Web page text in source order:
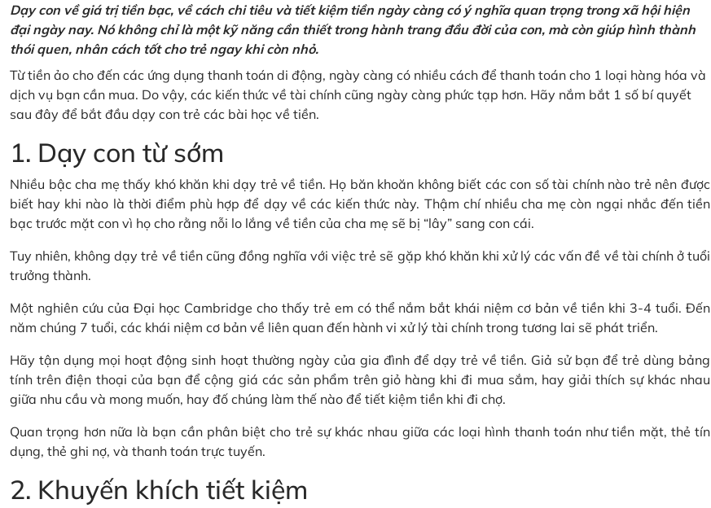
Dạy con về giá trị tiền bạc, về cách chi tiêu và tiết kiệm tiền ngày càng có ý nghĩa quan trọng trong xã hội hiện
đại ngày nay. Nó không chỉ là một kỹ năng cần thiết trong hành trang đầu đời của con, mà còn giúp hình thành
thói quen, nhân cách tốt cho trẻ ngay khi còn nhỏ.
Từ tiền ảo cho đến các ứng dụng thanh toán di động, ngày càng có nhiều cách để thanh toán cho 1 loại hàng hóa và
dịch vụ bạn cần mua. Do vậy, các kiến thức về tài chính cũng ngày càng phức tạp hơn. Hãy nắm bắt 1 số bí quyết
sau đây để bắt đầu dạy con trẻ các bài học về tiền.
1. Dạy con từ sớm
Nhiều bậc cha mẹ thấy khó khăn khi dạy trẻ về tiền. Họ băn khoăn không biết các con số tài chính nào trẻ nên được
biết hay khi nào là thời điểm phù hợp để dạy về các kiến thức này. Thậm chí nhiều cha mẹ còn ngại nhắc đến tiền
bạc trước mặt con vì họ cho rằng nỗi lo lắng về tiền của cha mẹ sẽ bị “lây” sang con cái.
Tuy nhiên, không dạy trẻ về tiền cũng đồng nghĩa với việc trẻ sẽ gặp khó khăn khi xử lý các vấn đề về tài chính ở tuổi
trưởng thành.
Một nghiên cứu của Đại học Cambridge cho thấy trẻ em có thể nắm bắt khái niệm cơ bản về tiền khi 3-4 tuổi. Đến
năm chúng 7 tuổi, các khái niệm cơ bản về liên quan đến hành vi xử lý tài chính trong tương lai sẽ phát triển.
Hãy tận dụng mọi hoạt động sinh hoạt thường ngày của gia đình để dạy trẻ về tiền. Giả sử bạn để trẻ dùng bảng
tính trên điện thoại của bạn để cộng giá các sản phẩm trên giỏ hàng khi đi mua sắm, hay giải thích sự khác nhau
giữa nhu cầu và mong muốn, hay đố chúng làm thế nào để tiết kiệm tiền khi đi chợ.
Quan trọng hơn nữa là bạn cần phân biệt cho trẻ sự khác nhau giữa các loại hình thanh toán như tiền mặt, thẻ tín
dụng, thẻ ghi nợ, và thanh toán trực tuyến.
2. Khuyến khích tiết kiệm